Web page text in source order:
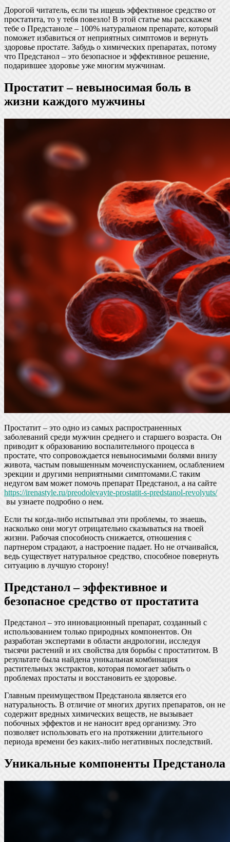
Дорогой читатель, если ты ищешь эффективное средство от
простатита, то у тебя повезло! В этой статье мы расскажем
тебе о Предстаноле – 100% натуральном препарате, который
поможет избавиться от неприятных симптомов и вернуть
здоровье простате. Забудь о химических препаратах, потому
что Предстанол – это безопасное и эффективное решение,
подарившее здоровье уже многим мужчинам.
Простатит – невыносимая боль в
жизни каждого мужчины
Простатит – это одно из самых распространенных
заболеваний среди мужчин среднего и старшего возраста. Он
приводит к образованию воспалительного процесса в
простате, что сопровождается невыносимыми болями внизу
живота, частым повышенным мочеиспусканием, ослаблением
эрекции и другими неприятными симптомами.С таким
недугом вам может помочь препарат Предстанол, а на сайте
https://irenastyle.ru/preodolevayte-prostatit-s-predstanol-revolyuts/
вы узнаете подробно о нем.
Если ты когда-либо испытывал эти проблемы, то знаешь,
насколько они могут отрицательно сказываться на твоей
жизни. Рабочая способность снижается, отношения с
партнером страдают, а настроение падает. Но не отчаивайся,
ведь существует натуральное средство, способное повернуть
ситуацию в лучшую сторону!
Предстанол – эффективное и
безопасное средство от простатита
Предстанол – это инновационный препарат, созданный с
использованием только природных компонентов. Он
разработан экспертами в области андрологии, исследуя
тысячи растений и их свойства для борьбы с простатитом. В
результате была найдена уникальная комбинация
растительных экстрактов, которая помогает забыть о
проблемах простаты и восстановить ее здоровье.
Главным преимуществом Предстанола является его
натуральность. В отличие от многих других препаратов, он не
содержит вредных химических веществ, не вызывает
побочных эффектов и не наносит вред организму. Это
позволяет использовать его на протяжении длительного
периода времени без каких-либо негативных последствий.
Уникальные компоненты Предстанола